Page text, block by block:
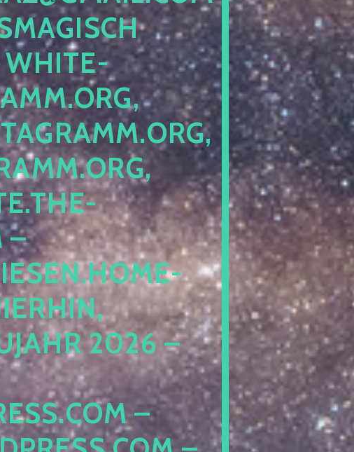
G
P
S
P
L
P
E
B
I
2026 – N
– D